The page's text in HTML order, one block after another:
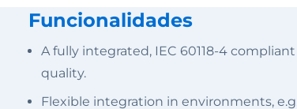
Funcionalidades
A fully integrated, IEC 60118-4
quality.
Flexible integration in environments,